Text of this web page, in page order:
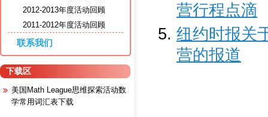
2012-2013年度活动回顾
2011-2012年度活动回顾
联系我们
下载区
美国Math League思维探索活动数
学常用词汇表下载
营行程点滴
纽约时报关
营的报道